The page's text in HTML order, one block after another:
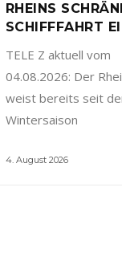
RHEINS
SCHIFFFAHRT
TELE Z aktuell vom
04.08.2026: Der
weist bereits seit
Wintersaison
4. August 2026